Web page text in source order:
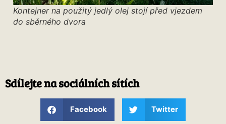
Kontejner na použitý jedlý olej stojí před vjezdem
do sběrného dvora
Sdílejte na sociálních sítích
Facebook Twitter